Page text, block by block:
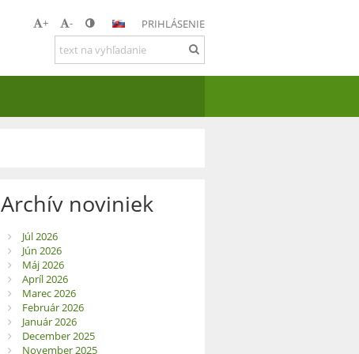
+ - PRIHLÁSENIE
Archív noviniek
Júl 2026
Jún 2026
Máj 2026
Apríl 2026
Marec 2026
Február 2026
Január 2026
December 2025
November 2025